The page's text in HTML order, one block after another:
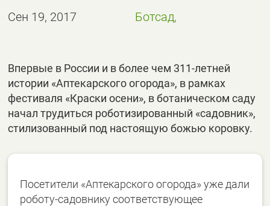
Сен 19, 2017 Ботсад,
Впервые в России и в более чем 311-летней
истории «Аптекарского огорода», в рамках
фестиваля «Краски осени», в ботаническом саду
начал трудиться роботизированный «садовник»,
стилизованный под настоящую божью коровку.
Посетители «Аптекарского огорода» уже дали
роботу-садовнику соответствующее